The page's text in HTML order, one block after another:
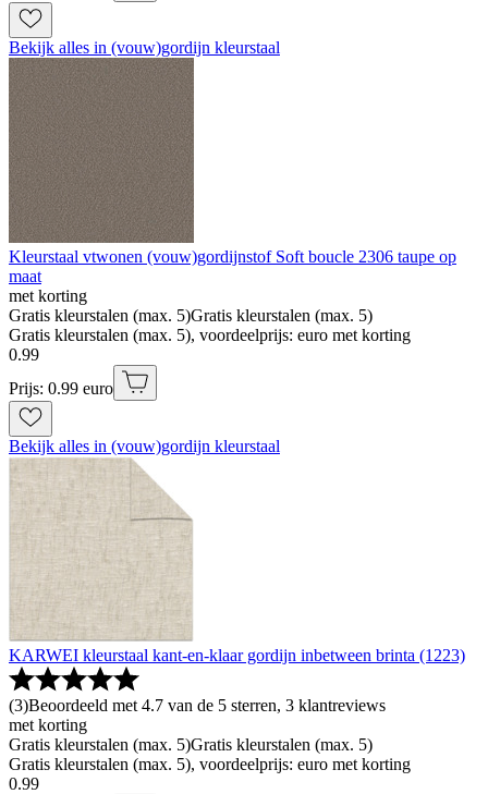
Bekijk alles in (vouw)gordijn kleurstaal
Kleurstaal vtwonen (vouw)gordijnstof Soft boucle 2306 taupe op
maat
met korting
Gratis kleurstalen (max. 5)Gratis kleurstalen (max. 5)
Gratis kleurstalen (max. 5), voordeelprijs: euro met korting
0.99
Prijs: 0.99 euro
Bekijk alles in (vouw)gordijn kleurstaal
KARWEI kleurstaal kant-en-klaar gordijn inbetween brinta (1223)
(3)Beoordeeld met 4.7 van de 5 sterren, 3 klantreviews
met korting
Gratis kleurstalen (max. 5)Gratis kleurstalen (max. 5)
Gratis kleurstalen (max. 5), voordeelprijs: euro met korting
0.99